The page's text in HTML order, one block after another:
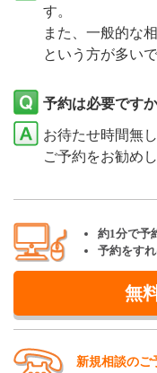
す。
また、一般的な
という方が多いで
予約は必要です
お待たせ時間無
ご予約をお勧めし
約1分で予
予約をす
無
新規相談のご